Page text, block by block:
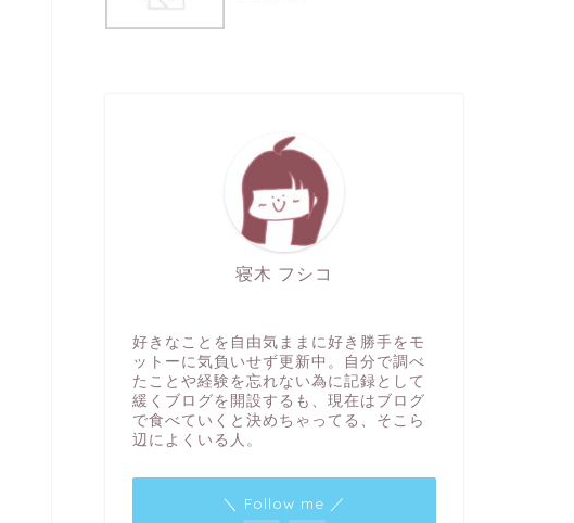
寝木 フシコ
好きなことを自由気ままに好き勝手をモ
ットーに気負いせず更新中。自分で調べ
たことや経験を忘れない為に記録として
緩くブログを開設するも、現在はブログ
で食べていくと決めちゃってる、そこら
辺によくいる人。
＼ Follow me ／